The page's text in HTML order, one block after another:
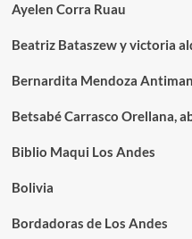
Ayelen Corra Ruau
Beatriz Bataszew y victoria
Bernardita Mendoza Antiman
Betsabé Carrasco Orellana,
Biblio Maqui Los Andes
Bolivia
Bordadoras de Los Andes